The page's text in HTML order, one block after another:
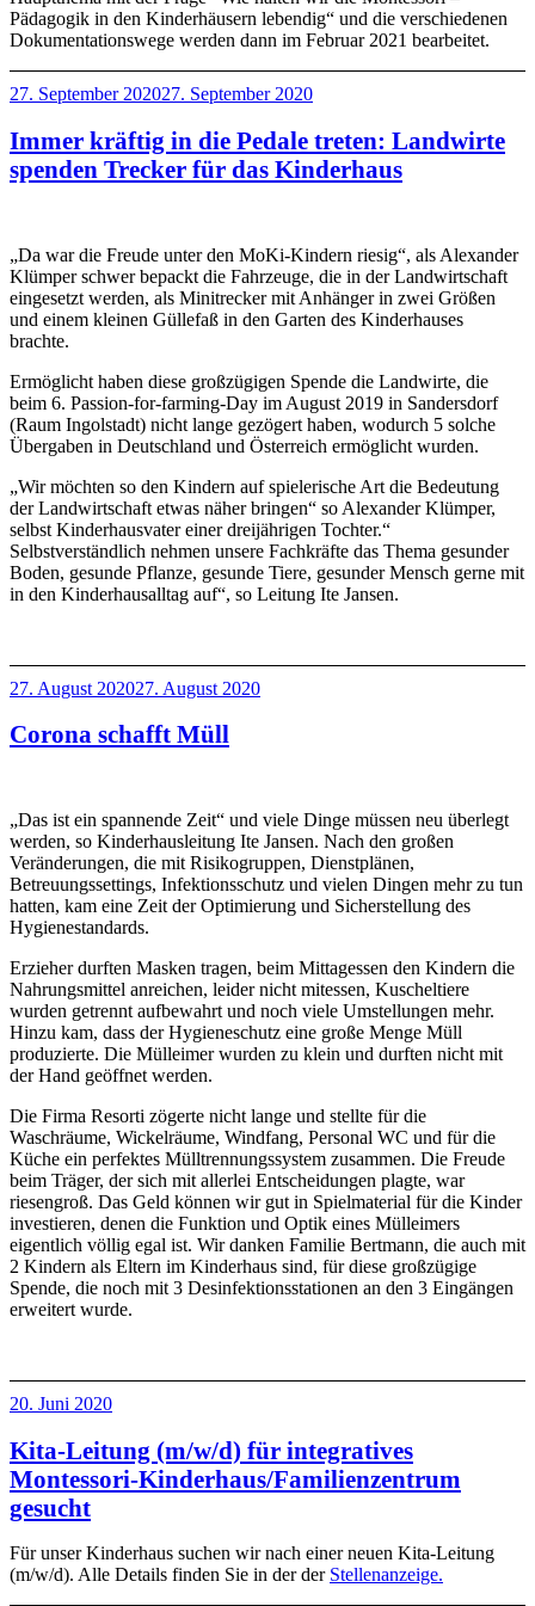
Pädagogik in den Kinderhäusern lebendig“ und die verschiedenen
Dokumentationswege werden dann im Februar 2021 bearbeitet.
Veröffentlicht
27. September 202027. September 2020
Immer kräftig in die Pedale treten: Landwirte
spenden Trecker für das Kinderhaus
„Da war die Freude unter den MoKi-Kindern riesig“, als Alexander
Klümper schwer bepackt die Fahrzeuge, die in der Landwirtschaft
eingesetzt werden, als Minitrecker mit Anhänger in zwei Größen
und einem kleinen Güllefaß in den Garten des Kinderhauses
brachte.
Ermöglicht haben diese großzügigen Spende die Landwirte, die
beim 6. Passion-for-farming-Day im August 2019 in Sandersdorf
(Raum Ingolstadt) nicht lange gezögert haben, wodurch 5 solche
Übergaben in Deutschland und Österreich ermöglicht wurden.
„Wir möchten so den Kindern auf spielerische Art die Bedeutung
der Landwirtschaft etwas näher bringen“ so Alexander Klümper,
selbst Kinderhausvater einer dreijährigen Tochter.“
Selbstverständlich nehmen unsere Fachkräfte das Thema gesunder
Boden, gesunde Pflanze, gesunde Tiere, gesunder Mensch gerne mit
in den Kinderhausalltag auf“, so Leitung Ite Jansen.
Veröffentlicht
27. August 202027. August 2020
Corona schafft Müll
„Das ist ein spannende Zeit“ und viele Dinge müssen neu überlegt
werden, so Kinderhausleitung Ite Jansen. Nach den großen
Veränderungen, die mit Risikogruppen, Dienstplänen,
Betreuungssettings, Infektionsschutz und vielen Dingen mehr zu tun
hatten, kam eine Zeit der Optimierung und Sicherstellung des
Hygienestandards.
Erzieher durften Masken tragen, beim Mittagessen den Kindern die
Nahrungsmittel anreichen, leider nicht mitessen, Kuscheltiere
wurden getrennt aufbewahrt und noch viele Umstellungen mehr.
Hinzu kam, dass der Hygieneschutz eine große Menge Müll
produzierte. Die Mülleimer wurden zu klein und durften nicht mit
der Hand geöffnet werden.
Die Firma Resorti zögerte nicht lange und stellte für die
Waschräume, Wickelräume, Windfang, Personal WC und für die
Küche ein perfektes Mülltrennungssystem zusammen. Die Freude
beim Träger, der sich mit allerlei Entscheidungen plagte, war
riesengroß. Das Geld können wir gut in Spielmaterial für die Kinder
investieren, denen die Funktion und Optik eines Mülleimers
eigentlich völlig egal ist. Wir danken Familie Bertmann, die auch mit
2 Kindern als Eltern im Kinderhaus sind, für diese großzügige
Spende, die noch mit 3 Desinfektionsstationen an den 3 Eingängen
erweitert wurde.
Veröffentlicht
20. Juni 2020
Kita-Leitung (m/w/d) für integratives
Montessori-Kinderhaus/Familienzentrum
gesucht
Für unser Kinderhaus suchen wir nach einer neuen Kita-Leitung
(m/w/d). Alle Details finden Sie in der der Stellenanzeige.